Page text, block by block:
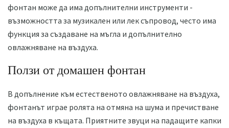
фонтан може да има допълнителни инструменти -
възможността за музикален или лек съпровод, често има
функция за създаване на мъгла и допълнително
овлажняване на въздуха.
Ползи от домашен фонтан
В допълнение към естественото овлажняване на въздуха,
фонтанът играе ролята на отмяна на шума и пречистване
на въздуха в къщата. Приятните звуци на падащите капки